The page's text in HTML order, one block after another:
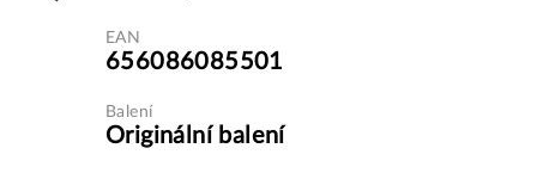
EAN
656086085501
Balení
Originální balení